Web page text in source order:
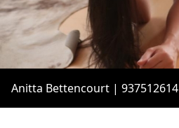
Anitta Bettencourt | 937512614